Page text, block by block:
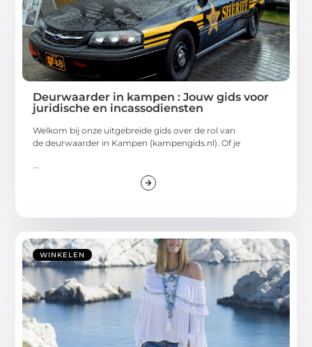
Deurwaarder in kampen : Jouw gids voor
juridische en incassodiensten
Welkom bij onze uitgebreide gids over de rol van
de deurwaarder in Kampen (kampengids.nl). Of je
...
WINKELEN